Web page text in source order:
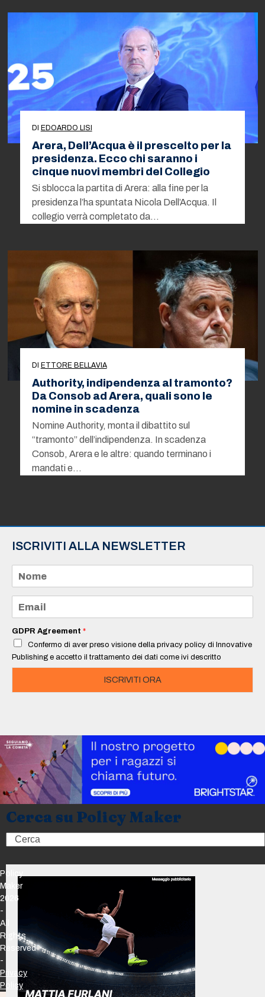
DI EDOARDO LISI
Arera, Dell’Acqua è il prescelto per la
presidenza. Ecco chi saranno i
cinque nuovi membri del Collegio
Si sblocca la partita di Arera: alla fine per la
presidenza l’ha spuntata Nicola Dell’Acqua. Il
collegio verrà completato da…
DI ETTORE BELLAVIA
Authority, indipendenza al tramonto?
Da Consob ad Arera, quali sono le
nomine in scadenza
Nomine Authority, monta il dibattito sul
“tramonto” dell’indipendenza. In scadenza
Consob, Arera e le altre: quando terminano i
mandati e…
ISCRIVITI ALLA NEWSLETTER
m
e
a
i
*
GDPR Agreement *
Confermo di aver preso visione della privacy policy di Innovative
Publishing e accetto il trattamento dei dati come ivi descritto
ISCRIVITI ORA
Cerca su Policy Maker
Search
Policy
Maker
2026
-
All
Rights
Reserved
-
Privacy
Policy